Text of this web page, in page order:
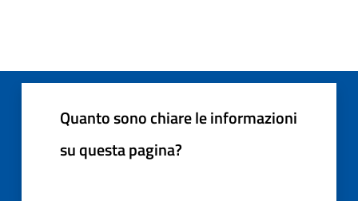
Quanto sono chiare le informazioni
su questa pagina?